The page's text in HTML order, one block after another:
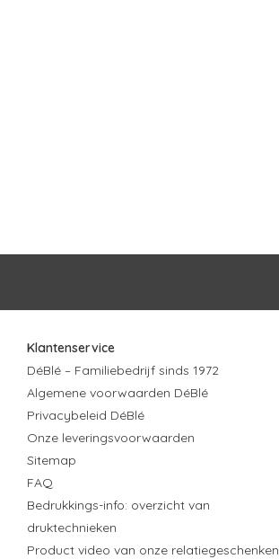
Klantenservice
DéBlé – Familiebedrijf sinds 1972
Algemene voorwaarden DéBlé
Privacybeleid DéBlé
Onze leveringsvoorwaarden
Sitemap
FAQ
Bedrukkings-info: overzicht van
druktechnieken
Product video van onze relatiegeschenken